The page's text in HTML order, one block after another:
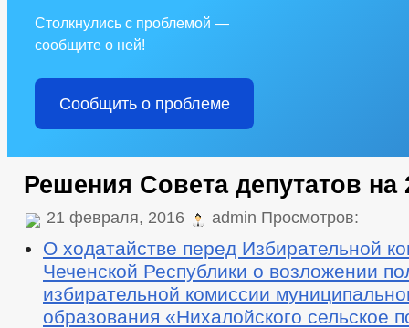
Столкнулись с проблемой —
сообщите о ней!
Сообщить о проблеме
Решения Совета депутатов на
21 февраля, 2016 admin Просмотров:
О ходатайстве перед Избирательной
Чеченской Республики о возложении
избирательной комиссии
образования «Нихалойского сельское